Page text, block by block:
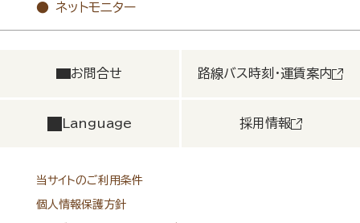
ネットモニター
お問合せ 路線バス時刻・運賃案内
Language 採用情報
当サイトのご利用条件
個人情報保護方針